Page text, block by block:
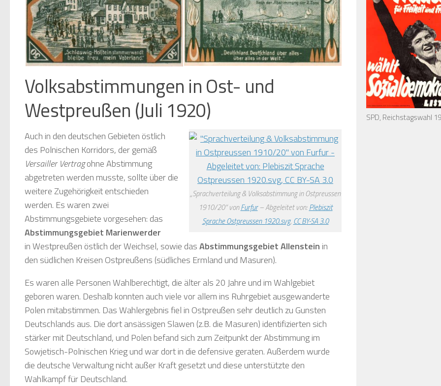
Volksabstimmungen in Ost- und
Westpreußen (Juli 1920)
„Sprachverteilung & Volksabstimmung in Ostpreussen
1910/20“ vonFurfur– Abgeleitet von:Plebiszit
Sprache Ostpreussen 1920.svg, CC BY-SA 3.0
Auch in den deutschen Gebieten östlich
des Polnischen Korridors, der gemäß
Versailler Vertragohne Abstimmung
abgetreten werden musste, sollte über die
weitere Zugehörigkeit entschieden
werden. Es waren zwei
Abstimmungsgebiete vorgesehen: das
Abstimmungsgebiet Marienwerder
in Westpreußen östlich der Weichsel, sowie dasAbstimmungsgebiet Allenstein in
den südlichen Kreisen Ostpreußens (südliches Ermland und Masuren).
Es waren alle Personen Wahlberechtigt, die älter als 20 Jahre und im Wahlgebiet
geboren waren. Deshalb konnten auch viele vor allem ins Ruhrgebiet ausgewanderte
Polen mitabstimmen. Das Wahlergebnis fiel in Ostpreußen sehr deutlich zu Gunsten
Deutschlands aus. Die dort ansässigen Slawen (z.B. die Masuren) identifizierten sich
stärker mit Deutschland, und Polen befand sich zum Zeitpunkt der Abstimmung im
Sowjetisch-Polnischen Krieg und war dort in die defensive geraten. Außerdem wurde
die deutsche Verwaltung nicht außer Kraft gesetzt und diese unterstützte den
Wahlkampf für Deutschland.
SPD, Reichstagswahl